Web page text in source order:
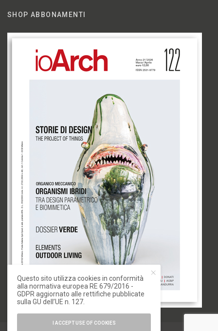
SHOP ABBONAMENTI
Questo sito utilizza cookies in conformità
alla normativa europea RE 679/2016 -
GDPR aggiornato alle rettifiche pubblicate
sulla GU dell’UE n. 127.
I ACCEPT USE OF COOKIES